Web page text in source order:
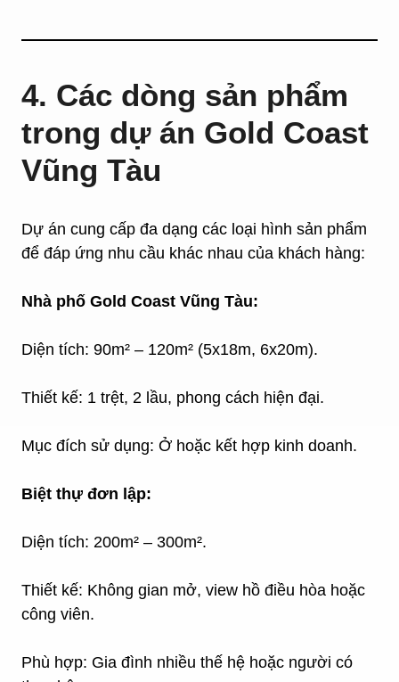
4. Các dòng sản phẩm
trong dự án Gold Coast
Vũng Tàu
Dự án cung cấp đa dạng các loại hình sản phẩm
để đáp ứng nhu cầu khác nhau của khách hàng:
Nhà phố Gold Coast Vũng Tàu:
Diện tích: 90m² – 120m² (5x18m, 6x20m).
Thiết kế: 1 trệt, 2 lầu, phong cách hiện đại.
Mục đích sử dụng: Ở hoặc kết hợp kinh doanh.
Biệt thự đơn lập:
Diện tích: 200m² – 300m².
Thiết kế: Không gian mở, view hồ điều hòa hoặc
công viên.
Phù hợp: Gia đình nhiều thế hệ hoặc người có